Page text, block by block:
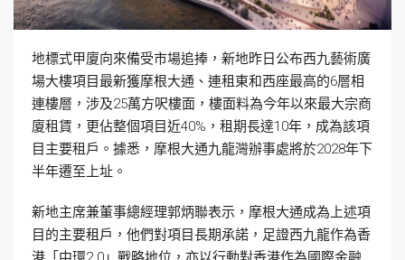
地標式甲廈向來備受市場追捧，新地昨日公布西九藝術廣
場大樓項目最新獲摩根大通、連租東和西座最高的6層相
連樓層，涉及25萬方呎樓面，樓面料為今年以來最大宗商
廈租賃，更佔整個項目近40%，租期長達10年，成為該項
目主要租戶。據悉，摩根大通九龍灣辦事處將於2028年下
半年遷至上址。
新地主席兼董事總經理郭炳聯表示，摩根大通成為上述項
目的主要租戶，他們對項目長期承諾，足證西九龍作為香